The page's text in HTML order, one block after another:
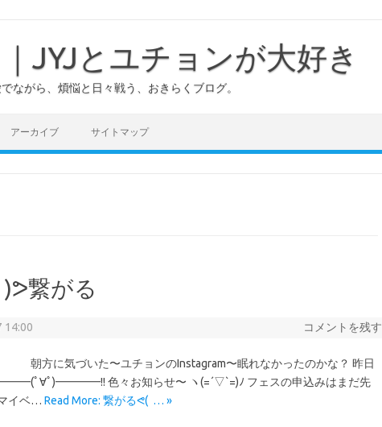
JYJとユチョンが大好き
ながら、煩悩と日々戦う、おきらくブログ。
アーカイブ サイトマップ
⁠)⁠ᕗ繋がる
14:00 コメントを残す
朝方に気づいた〜ユチョンのInstagram〜眠れなかったのかな？ 昨日
ﾟ∀ﾟ)━━━━!! 色々お知らせ〜 ヽ(=´▽`=)ﾉ フェスの申込みはまだ先
イベ… Read More: 繋がるᕙ⁠(⁠ ⁠ … »